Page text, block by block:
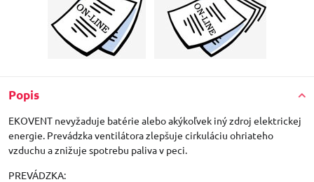
Popis
EKOVENT nevyžaduje batérie alebo akýkoľvek iný zdroj elektrickej
energie. Prevádzka ventilátora zlepšuje cirkuláciu ohriateho
vzduchu a znižuje spotrebu paliva v peci.
PREVÁDZKA: